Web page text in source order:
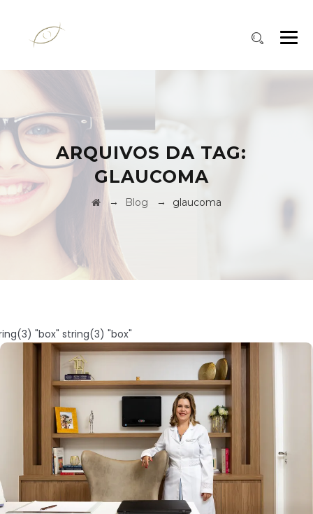
ARQUIVOS DA TAG:
GLAUCOMA
→ Blog → glaucoma
"box" string(3) "box"